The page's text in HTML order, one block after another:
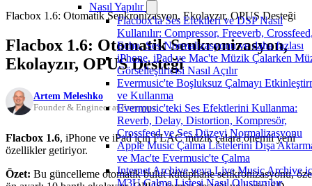
Nasıl Yapılır
Flacbox'ta Ses Efektleri ve DSP Nasıl
Kullanılır: Compressor, Freeverb,
Echo, Ses Normalizasyonu ve daha fazlası
iPhone, iPad ve Mac'te Müzik Çalarken
Görselleştiricisi Nasıl Açılır
Evermusic'te Boşluksuz Çalmayı
ve Kullanma
Evermusic'teki Ses Efektlerini Kullanma:
Reverb, Delay, Distortion, Kompresör,
Crossfeed ve Ses Düzeyi Normalizasyonu
Apple Music Çalma Listelerini Dışa
ve Mac'te Evermusic'te Çalma
Internet Archive veya Live Music Archive
M3U Çalma Listesi Nasıl Oluşturulur
Flacbox 1.6: Otomatik Senkronizasyon, Ekolayzır, OPUS Desteği
Flacbox 1.6: Otomatik Senkronizasyon,
Ekolayzır, OPUS Desteği
Artem Meleshko
Founder & Engineer at Everappz
Flacbox 1.6, iPhone ve iPad için FLAC müzik çalara önemli yeni
özellikler getiriyor.
Özet: Bu güncelleme otomatik bulut kütüphane senkronizasyonu,